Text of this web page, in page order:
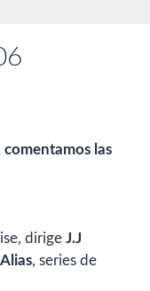
las
dirige J.J
Alias, series de